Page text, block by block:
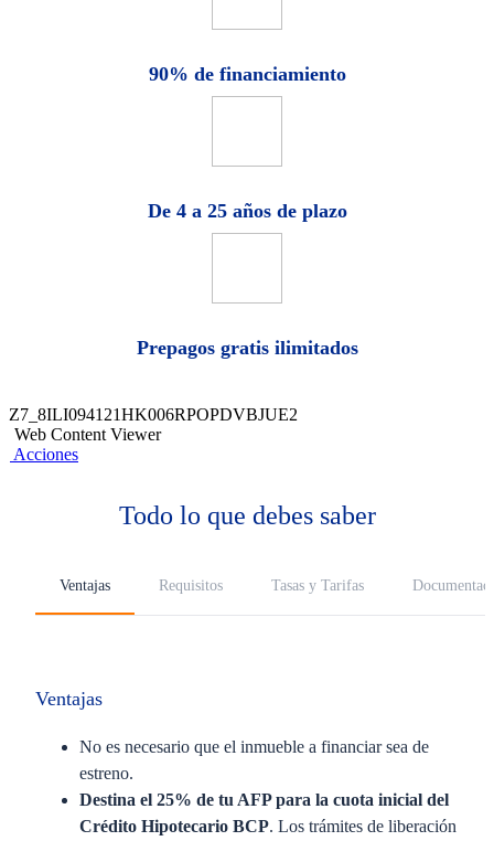
90% de financiamiento
De 4 a 25 años de plazo
Prepagos gratis ilimitados
Z7_8ILI094121HK006RPOPDVBJUE2
Web Content Viewer
Acciones
Todo lo que debes saber
Ventajas Requisitos Tasas y Tarifas
Ventajas
No es necesario que el inmueble a financiar sea de
estreno.
Destina el 25% de tu AFP para la cuota inicial del
Crédito Hipotecario BCP. Los trámites de liberación